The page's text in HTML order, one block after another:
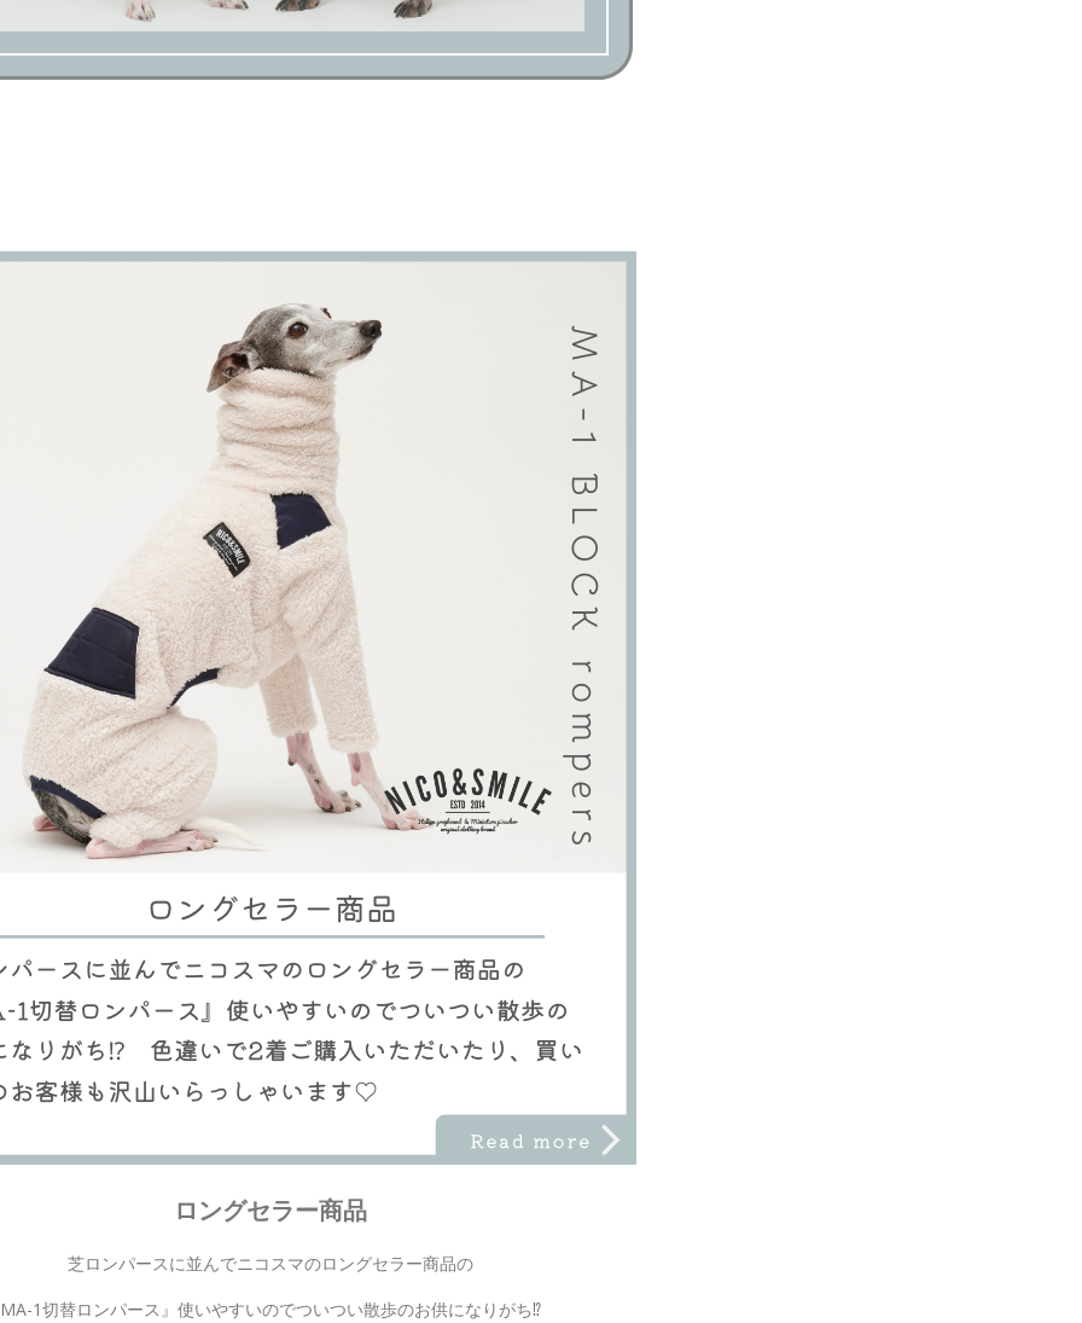
ロングセラー商品
芝ロンパースに並んでニコスマのロングセラー商品の
1切替ロンパース』使いやすいのでついつい散歩のお供になりがち⁉